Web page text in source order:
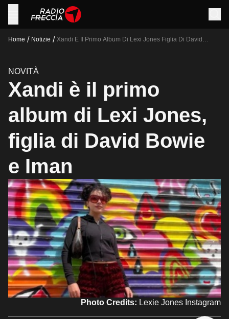
Home / Notizie / Xandi E Il Primo Album Di Lexi Jones Figlia Di David
NOVITÀ
Xandi è il primo
album di Lexi Jones,
figlia di David Bowie
e Iman
Photo Credits: Lexie Jones Instagram